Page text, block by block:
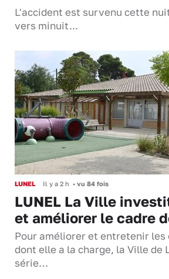
L'accident est survenu cette
vers minuit...
LUNEL Il y a 2 h • vu 84 fois
LUNEL La Ville
et améliorer le cadre
Pour améliorer et entretenir
dont elle a la charge, la Ville de
série…